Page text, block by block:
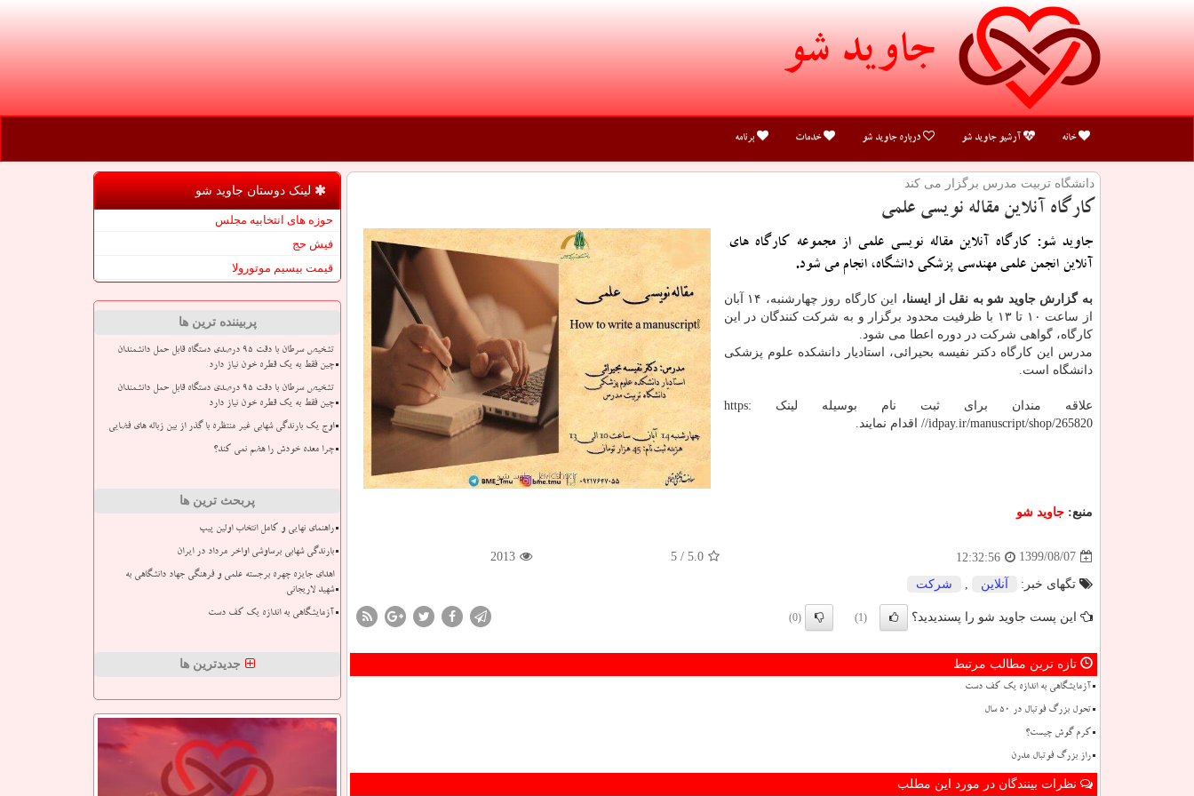
جاوید شو
خانه آرشیو جاوید شو درباره جاوید شو خدمات برنامه
دانشگاه تربیت مدرس برگزار می كند
كارگاه آنلاین مقاله نویسی علمی
جاوید شو: كارگاه آنلاین مقاله نویسی علمی از مجموعه كارگاه های
آنلاین انجمن علمی مهندسی پزشكی دانشگاه، انجام می شود.
به گزارش جاوید شو به نقل از ایسنا،
این کارگاه روز چهارشنبه، ۱۴ آبان
از ساعت ۱۰ تا ۱۳ با ظرفیت محدود برگزار و به شرکت کنندگان در این
کارگاه، گواهی شرکت در دوره اعطا می شود.
مدرس این کارگاه دکتر نفیسه بحیرائی، استادیار دانشکده علوم پزشکی
دانشگاه است.
علاقه مندان برای ثبت نام بوسیله لینک https:
//idpay.ir/manuscript/shop/265820 اقدام نمایند.
منبع: جاوید شو
1399/08/07
12:32:56
5.0
/ 5
2013
تگهای خبر: آنلاین شركت
این پست جاوید شو را پسندیدید؟ (1)
(0)
تازه ترین مطالب مرتبط
آزمایشگاهی به اندازه یک کف دست
تحول بزرگ فوتبال در ۵۰ سال
کرم گوش چیست؟
راز بزرگ فوتبال مدرن
نظرات بینندگان در مورد این مطلب
لینک دوستان جاوید شو
حوزه های انتخابیه مجلس
فیش حج
قیمت بیسیم موتورولا
پربیننده ترین ها
تشخیص سرطان با دقت ۹۵ درصدی دستگاه قابل حمل دانشمندان
چین فقط به یک قطره خون نیاز دارد
تشخیص سرطان با دقت ۹۵ درصدی دستگاه قابل حمل دانشمندان
چین فقط به یک قطره خون نیاز دارد
اوج یک بارندگی شهابی غیر منتظره با گذر از بین زباله های فضایی
چرا معده خودش را هضم نمی کند؟
پربحث ترین ها
راهنمای نهایی و کامل انتخاب اولین پیپ
بارندگی شهابی برساوشی اواخر مرداد در ایران
اهدای جایزه چهره برجسته علمی و فرهنگی جهاد دانشگاهی به
شهید لاریجانی
آزمایشگاهی به اندازه یک کف دست
جدیدترین ها